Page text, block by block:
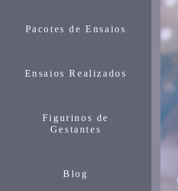
Pacotes de Ensaios
Ensaios Realizados
Figurinos de
Gestantes
Blog